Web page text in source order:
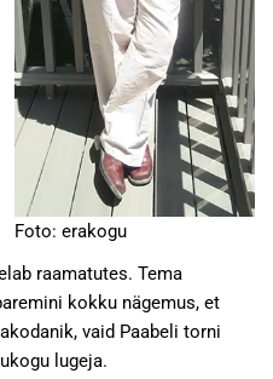
Foto: erakogu
raamatutes. Tema
kokku nägemus, et
vaid Paabeli torni
lugeja.